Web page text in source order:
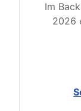
Im
2026